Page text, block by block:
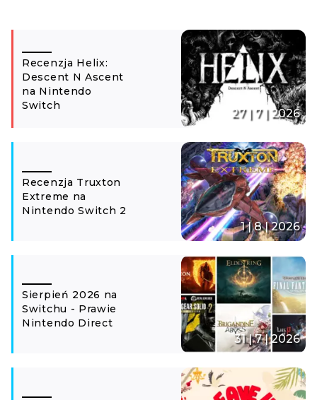
Recenzja Helix:
Descent N Ascent
na Nintendo
Switch
27 | 7 | 2026
Recenzja Truxton
Extreme na
Nintendo Switch 2
1 | 8 | 2026
Sierpień 2026 na
Switchu - Prawie
Nintendo Direct
31 | 7 | 2026